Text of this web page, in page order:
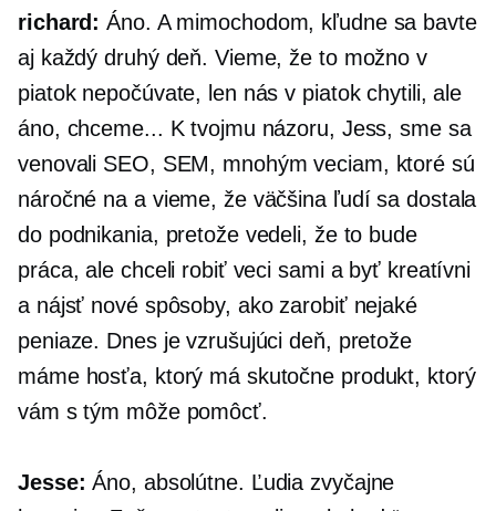
richard: Áno. A mimochodom, kľudne sa bavte
aj každý druhý deň. Vieme, že to možno v
piatok nepočúvate, len nás v piatok chytili, ale
áno, chceme... K tvojmu názoru, Jess, sme sa
venovali SEO, SEM, mnohým veciam, ktoré sú
náročné na a vieme, že väčšina ľudí sa dostala
do podnikania, pretože vedeli, že to bude
práca, ale chceli robiť veci sami a byť kreatívni
a nájsť nové spôsoby, ako zarobiť nejaké
peniaze. Dnes je vzrušujúci deň, pretože
máme hosťa, ktorý má skutočne produkt, ktorý
vám s tým môže pomôcť.
Jesse: Áno, absolútne. Ľudia zvyčajne